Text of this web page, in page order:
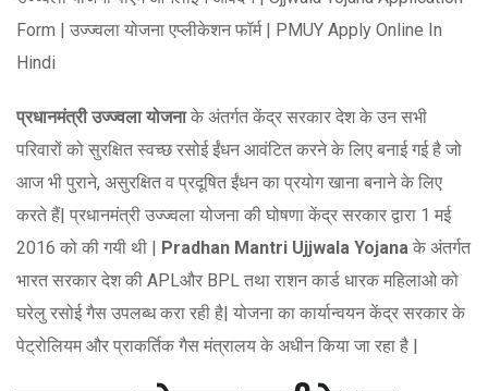
Form | उज्ज्वला योजना एप्लीकेशन फॉर्म | PMUY Apply Online In
Hindi
प्रधानमंत्री उज्ज्वला योजनाके अंतर्गत केंद्र सरकार देश के उन सभी
परिवारों को सुरक्षित स्वच्छ रसोई ईंधन आवंटित करने के लिए बनाई गई है जो
आज भी पुराने, असुरक्षित व प्रदूषित ईंधन का प्रयोग खाना बनाने के लिए
करते हैं| प्रधानमंत्री उज्ज्वला योजना की घोषणा केंद्र सरकार द्वारा 1 मई
2016 को की गयी थी | Pradhan Mantri Ujjwala Yojana के अंतर्गत
भारत सरकार देश की APLऔर BPL तथा राशन कार्ड धारक महिलाओ को
घरेलु रसोई गैस उपलब्ध करा रही है| योजना का कार्यान्वयन केंद्र सरकार के
पेट्रोलियम और प्राकर्तिक गैस मंत्रालय के अधीन किया जा रहा है |